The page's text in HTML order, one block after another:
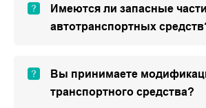
Имеются ли запасные
автотранспортных
Вы принимаете
транспортного средства?